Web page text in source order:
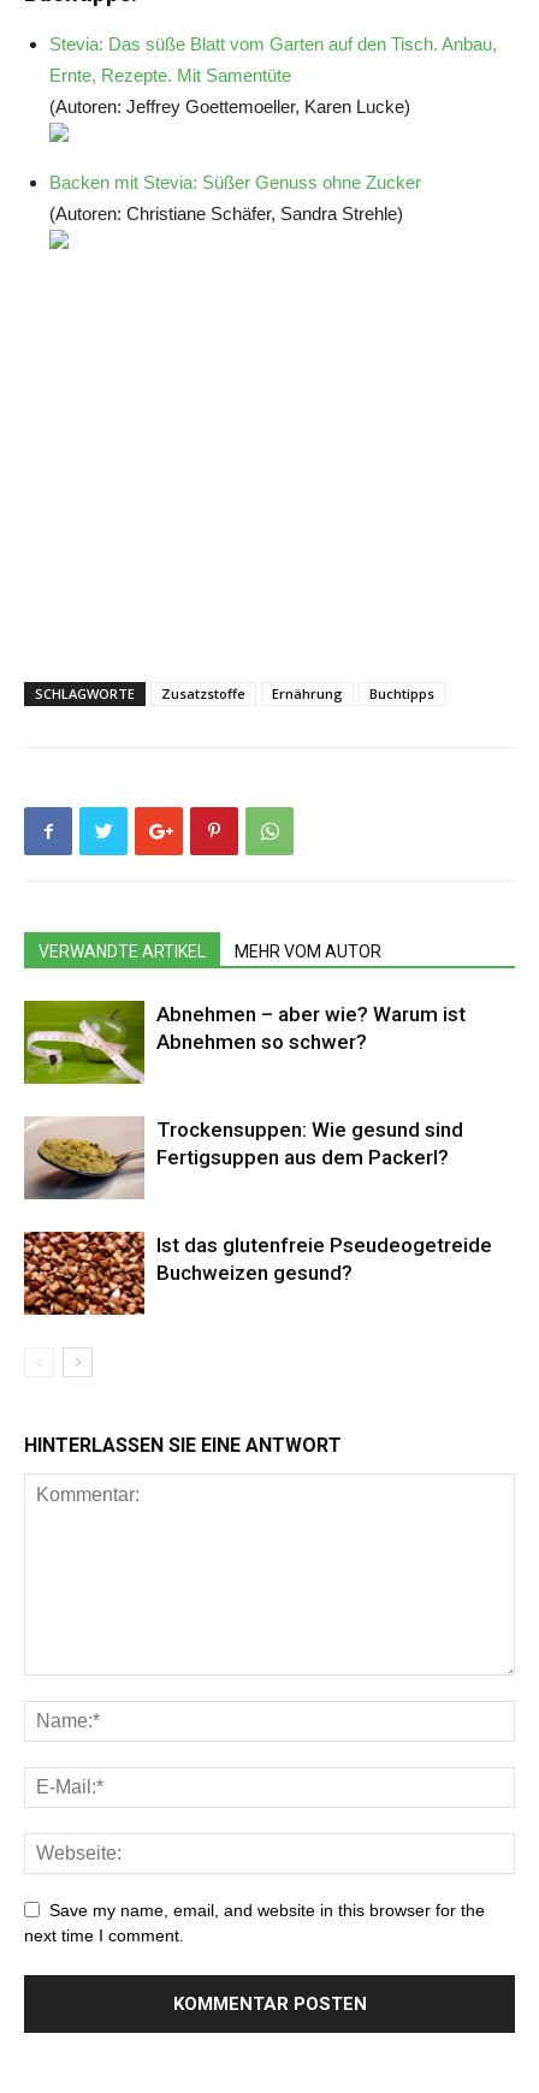
Stevia: Das süße Blatt vom Garten auf den Tisch. Anbau,
Ernte, Rezepte. Mit Samentüte
(Autoren: Jeffrey Goettemoeller, Karen Lucke)
Backen mit Stevia: Süßer Genuss ohne Zucker
(Autoren: Christiane Schäfer, Sandra Strehle)
SCHLAGWORTE Zusatzstoffe Ernährung Buchtipps
VERWANDTE ARTIKEL MEHR VOM AUTOR
Abnehmen – aber wie? Warum ist
Abnehmen so schwer?
Trockensuppen: Wie gesund sind
Fertigsuppen aus dem Packerl?
Ist das glutenfreie Pseudeogetreide
Buchweizen gesund?
HINTERLASSEN SIE EINE ANTWORT
Save my name, email, and website in this browser for the
next time I comment.